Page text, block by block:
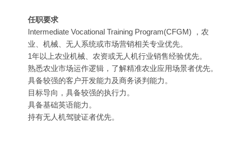
任职要求
Intermediate Vocational Training Program(CFGM) ，农
业、机械、无人系统或市场营销相关专业优先。
1年以上农业机械、农资或无人机行业销售经验优先。
熟悉农业市场运作逻辑，了解精准农业应用场景者优先。
具备较强的客户开发能力及商务谈判能力。
目标导向，具备较强的执行力。
具备基础英语能力。
持有无人机驾驶证者优先。